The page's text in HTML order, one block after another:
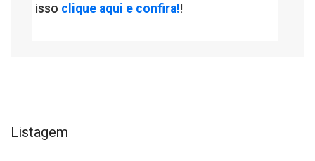
isso clique aqui e confira!!
Listagem